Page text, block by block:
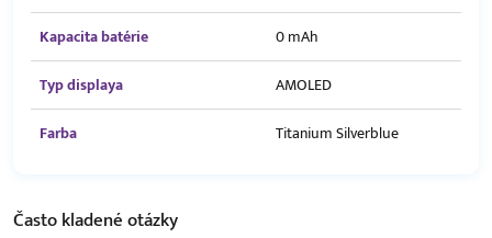
Kapacita batérie
0 mAh
Typ displaya
AMOLED
Farba
Titanium Silverblue
Často kladenéotázky